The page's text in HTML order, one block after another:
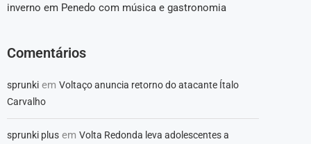
inverno em Penedo com música e gastronomia
Comentários
sprunki em Voltaço anuncia retorno do atacante Ítalo
Carvalho
sprunki plus em Volta Redonda leva adolescentes a